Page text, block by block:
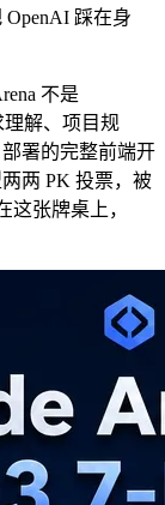
踩在身
不是
理解、项目规
署的完整前端开
两 PK 投票，被
张牌桌上，